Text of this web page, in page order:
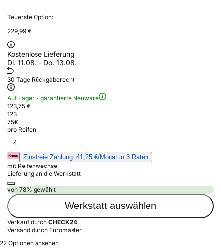
Teuerste Option:
229,99 €
Kostenlose Lieferung
Di. 11.08. - Do. 13.08.
30 Tage Rückgaberecht
Auf Lager - garantierte Neuware
123,75 €
123
75€
pro Reifen
4
Zinsfreie Zahlung: 41,25 €/Monat in 3 Raten
mit Reifenwechsel
Lieferung an die Werkstatt
von 78% gewählt
Werkstatt auswählen
Verkauf durch CHECK24
Versand durch Euromaster
22 Optionen ansehen